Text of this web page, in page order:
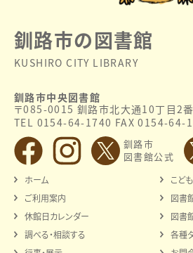
釧路市の図書館
KUSHIRO CITY LIBRARY
釧路市中央図書館
〒085-0015 釧路市北大通10丁目2
TEL 0154-64-1740 FAX 0154-64-
釧路市
図書館公式
ホーム
ご利用案内
休館日カレンダー
調べる・相談する
こど
図書
図書
各種